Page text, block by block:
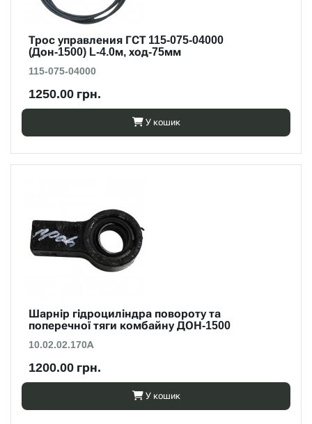
Трос управления ГСТ 115-075-04000
(Дон-1500) L-4.0м, ход-75мм
115-075-04000
1250.00 грн.
У кошик
Шарнір гідроциліндра повороту та
поперечної тяги комбайну ДОН-1500
10.02.02.170А
1200.00 грн.
У кошик